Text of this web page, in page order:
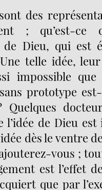
des
; qu’est-ce
de Dieu, qui est
telle idée,
impossible
prototype
Quelques
l’idée de Dieu
dès le ventre
vous ;
est l’effet
que par